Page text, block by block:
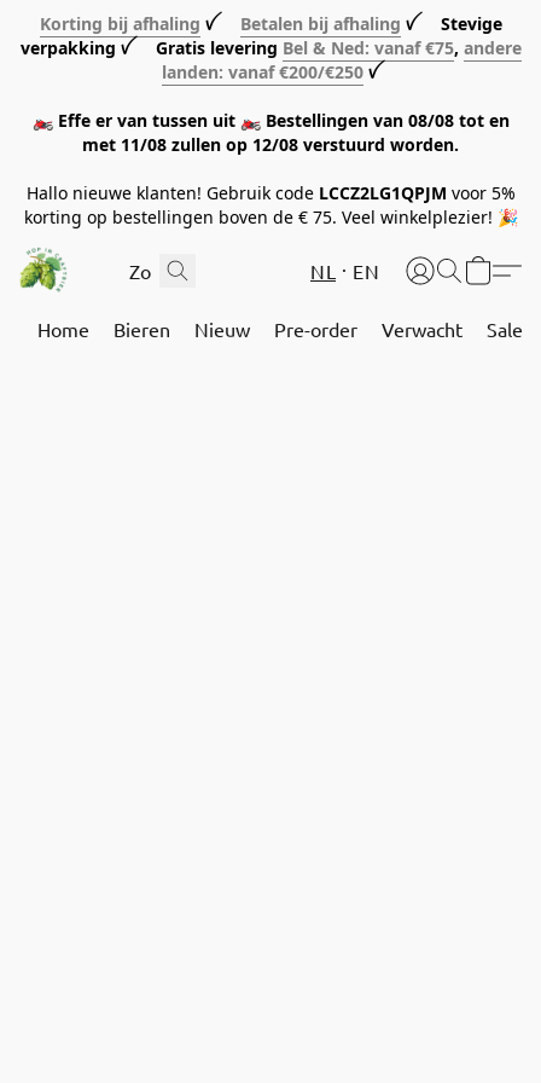
Korting bij afhaling ꪜ Betalen bij afhaling ꪜ Stevige
verpakking ꪜ Gratis levering Bel & Ned: vanaf €75, andere
landen: vanaf €200/€250 ꪜ
🏍️ Effe er van tussen uit 🏍️ Bestellingen van 08/08 tot en
met 11/08 zullen op 12/08 verstuurd worden.
Hallo nieuwe klanten! Gebruik code LCCZ2LG1QPJM voor 5%
korting op bestellingen boven de € 75. Veel winkelplezier! 🎉
NL EN
Home Bieren Nieuw Pre-order Verwacht Sale